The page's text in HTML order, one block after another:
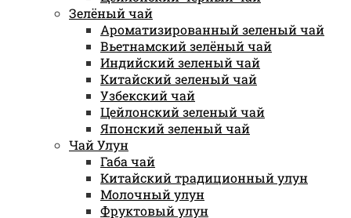
Зелёный чай
Ароматизированный зеленый чай
Вьетнамский зелёный чай
Индийский зеленый чай
Китайский зеленый чай
Узбекский чай
Цейлонский зеленый чай
Японский зеленый чай
Чай Улун
Габа чай
Китайский традиционный улун
Молочный улун
Фруктовый улун